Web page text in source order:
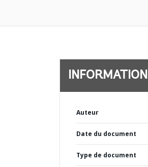
INFORMATION
Auteur
Date du document
Type de document